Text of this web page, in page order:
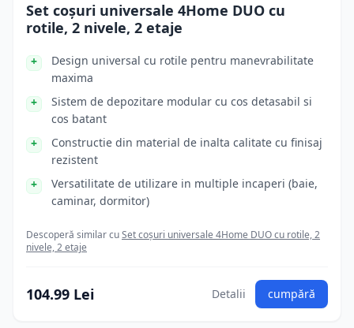
Set coșuri universale 4Home DUO cu
rotile, 2 nivele, 2 etaje
Design universal cu rotile pentru manevrabilitate
maxima
Sistem de depozitare modular cu cos detasabil si
cos batant
Constructie din material de inalta calitate cu finisaj
rezistent
Versatilitate de utilizare in multiple incaperi (baie,
caminar, dormitor)
Descoperă similar cuSet coșuri universale 4Home DUO cu rotile, 2
nivele, 2 etaje
104.99 Lei Detalii cumpără